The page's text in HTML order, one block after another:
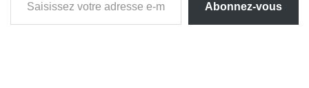
Abonnez-vous